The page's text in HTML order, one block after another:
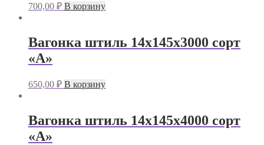
700,00 ₽ В корзину
Вагонка штиль 14х145х3000 сорт
«А»
650,00 ₽ В корзину
Вагонка штиль 14х145х4000 сорт
«А»